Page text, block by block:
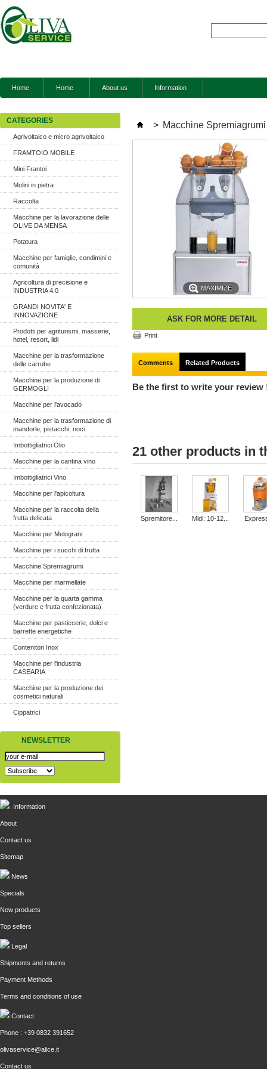
Home Home About us Information
CATEGORIES
Agrivoltaico e micro agrivoltaico
FRAMTOIO MOBILE
Mini Frantoi
Molini in pietra
Raccolta
Macchine per la lavorazione delle
OLIVE DA MENSA
Potatura
Macchine per famiglie, condimini e
comunità
Agricoltura di precisione e
INDUSTRIA 4.0
GRANDI NOVITA' E
INNOVAZIONE
Prodotti per agriturismi, masserie,
hotel, resort, lidi
Macchine per la trasformazione
delle carrube
Macchine per la produzione di
GERMOGLI
Macchine per l'avocado
Macchine per la trasformazione di
mandorle, pistacchi, noci
Imbottigliatrici Olio
Macchine per la cantina vino
Imbottigliatrici Vino
Macchine per l'apicoltura
Macchine per la raccolta della
frutta delicata
Macchine per Melograni
Macchine per i succhi di frutta
Macchine Spremiagrumi
Macchine per marmellate
Macchine per la quarta gamma
(verdure e frutta confezionata)
Macchine per pasticcerie, dolci e
barrette energetiche
Contenitori Inox
Macchine per l'industria
CASEARIA
Macchine per la produzione dei
cosmetici naturali
Cippatrici
NEWSLETTER
> Macchine Spremiagrumi
MAXIMIZE
ASK FOR MORE DETAIL
Print
Comments Related Products
Be the first to write your review
21 other products in
Spremitore... Midi: 10-12...
Information
About
Contact us
Sitemap
News
Specials
New products
Top sellers
Legal
Shipments and returns
Payment Methods
Terms and conditions of use
Contact
Phone : +39 0832 391652
olivaservice@alice.it
Contact us